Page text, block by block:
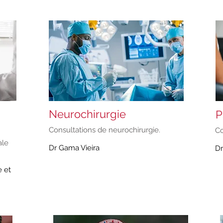
et
Neurochirurgie
Consultations de neurochirurgie.
Dr Gama Vieira